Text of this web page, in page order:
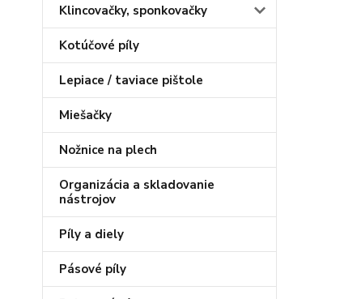
Klincovačky, sponkovačky
Kotúčové píly
Lepiace / taviace pištole
Miešačky
Nožnice na plech
Organizácia a skladovanie
nástrojov
Píly a diely
Pásové píly